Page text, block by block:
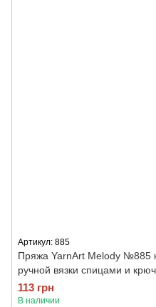
Артикул: 885
Пряжа YarnArt Melody №885
ручной вязки спицами и
113 грн
В наличии